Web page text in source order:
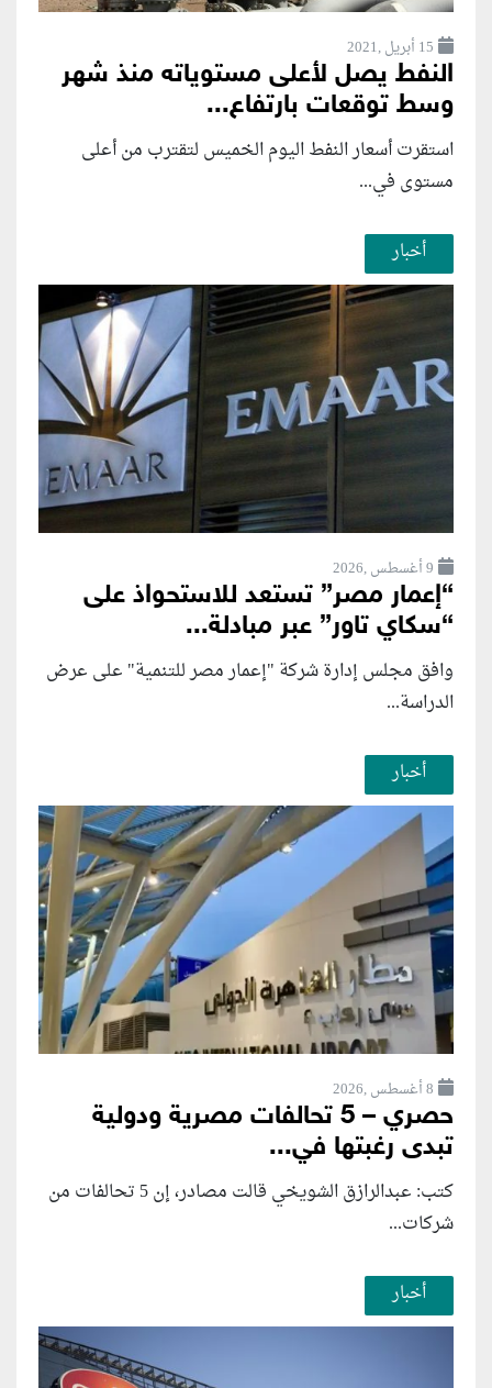
15 أبريل ,2021
النفط يصل لأعلى مستوياته منذ شهر
وسط توقعات بارتفاع...
استقرت أسعار النفط اليوم الخميس لتقترب من أعلى
مستوى في...
أخبار
9 أغسطس ,2026
“إعمار مصر” تستعد للاستحواذ على
“سكاي تاور” عبر مبادلة...
وافق مجلس إدارة شركة "إعمار مصر للتنمية" على عرض
الدراسة...
أخبار
8 أغسطس ,2026
حصري – 5 تحالفات مصرية ودولية
تبدى رغبتها في...
كتب: عبدالرازق الشويخي قالت مصادر، إن 5 تحالفات من
شركات...
أخبار